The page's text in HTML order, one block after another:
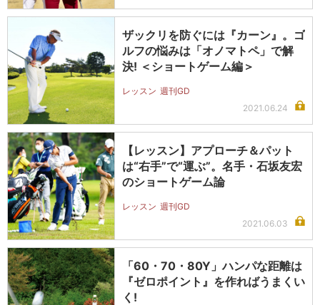
ザックリを防ぐには『カーン』。ゴ
ルフの悩みは「オノマトペ」で解
決! ＜ショートゲーム編＞
レッスン 週刊GD
2021.06.24
【レッスン】アプローチ＆パット
は“右手”で“運ぶ”。名手・石坂友宏
のショートゲーム論
レッスン 週刊GD
2021.06.03
「60・70・80Y」ハンパな距離は
『ゼロポイント』を作ればうまくい
く!